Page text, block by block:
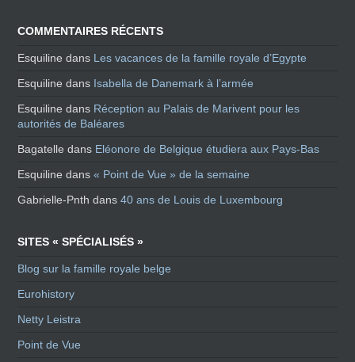
COMMENTAIRES RÉCENTS
Esquiline dans Les vacances de la famille royale d’Egypte
Esquiline dans Isabella de Danemark à l’armée
Esquiline dans Réception au Palais de Marivent pour les
autorités de Baléares
Bagatelle dans Eléonore de Belgique étudiera aux Pays-Bas
Esquiline dans« Point de Vue » de la semaine
Gabrielle-Pnth dans40 ans de Louis de Luxembourg
SITES « SPÉCIALISÉS »
Blog sur la famille royale belge
Eurohistory
Netty Leistra
Point de Vue